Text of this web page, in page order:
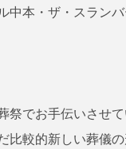
中本・ザ・スラン
でお手伝いさせ
比較的新しい葬儀